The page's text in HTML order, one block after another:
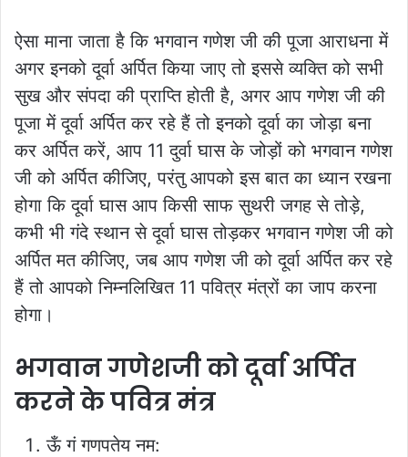
ऐसा माना जाता है कि भगवान गणेश जी की पूजा आराधना में
अगर इनको दूर्वा अर्पित किया जाए तो इससे व्यक्ति को सभी
सुख और संपदा की प्राप्ति होती है, अगर आप गणेश जी की
पूजा में दूर्वा अर्पित कर रहे हैं तो इनको दूर्वा का जोड़ा बना
कर अर्पित करें, आप 11 दुर्वा घास के जोड़ों को भगवान गणेश
जी को अर्पित कीजिए, परंतु आपको इस बात का ध्यान रखना
होगा कि दूर्वा घास आप किसी साफ सुथरी जगह से तोड़े,
कभी भी गंदे स्थान से दूर्वा घास तोड़कर भगवान गणेश जी को
अर्पित मत कीजिए, जब आप गणेश जी को दूर्वा अर्पित कर रहे
हैं तो आपको निम्नलिखित 11 पवित्र मंत्रों का जाप करना
होगा।
भगवान गणेशजी को दूर्वा अर्पित
करने के पवित्र मंत्र
ऊँ गं गणपतेय नम: